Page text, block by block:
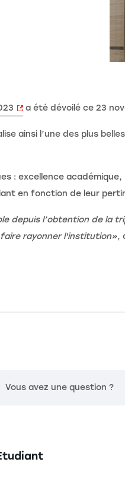
a été dévoilé ce 23
ainsi l’une des plus
: excellence
en fonction de leur
depuis l’obtention de la
rayonner l'institution»,
Vous avez une question ?
principale